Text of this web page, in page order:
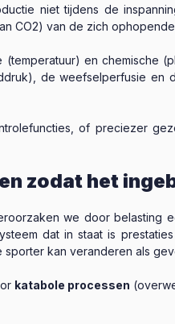
niet tijdens de
CO2) van de zich
en chemische
de weefselperfusie
of preciezer
zodat het
we door
dat in staat is
sporter kan veranderen als
katabole processen